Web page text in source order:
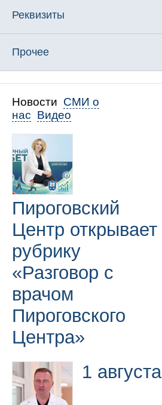
Реквизиты
Прочее
Новости СМИ о
нас Видео
Пироговский
Центр открывает
рубрику
«Разговор с
врачом
Пироговского
Центра»
1 августа